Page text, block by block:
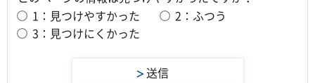
1：見つけやすかった
2：ふつう
3：見つけにくかった